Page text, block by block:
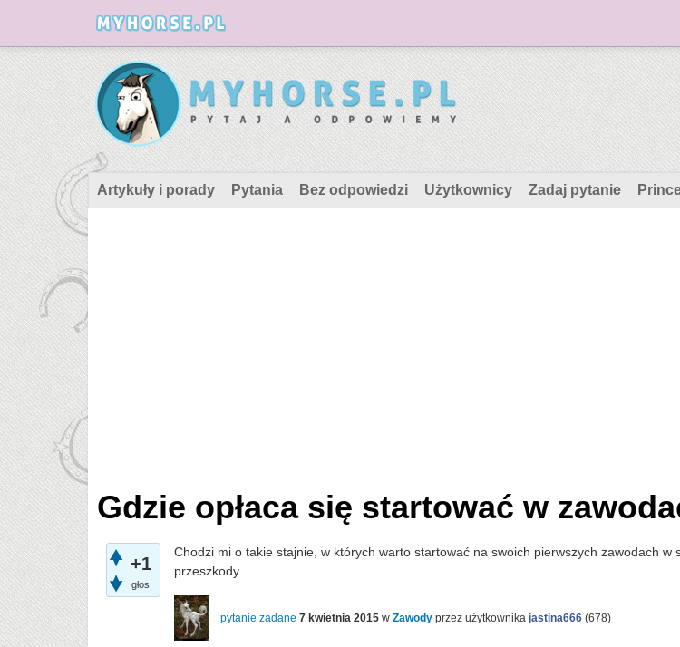
Artykuły i porady Pytania Bez odpowiedzi Użytkownicy Zadaj pytanie
Gdzie opłaca się startować w
+1
głos
Chodzi mi o takie stajnie, w których warto startować na swoich pierwszych zawodach w
przeszkody.
pytanie zadane 7 kwietnia 2015 w Zawody przez użytkownika jastina666 (678)